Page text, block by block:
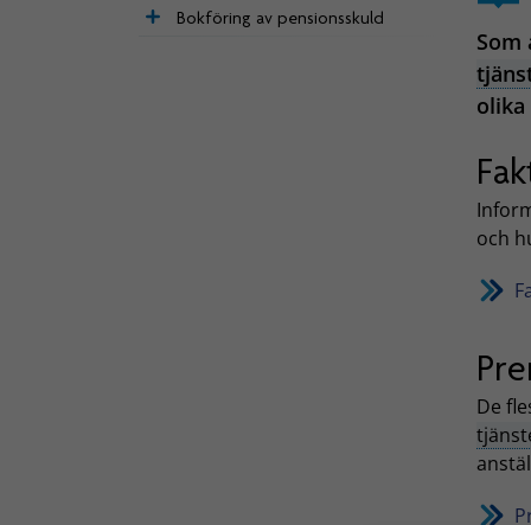
Bokföring av pensionsskuld
Som
och
De